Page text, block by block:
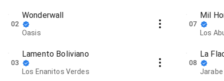
02
Wonderwall
Oasis
03
Lamento Boliviano
Los Enanitos Verdes
07
Mil
Los
08
La
Jarabe